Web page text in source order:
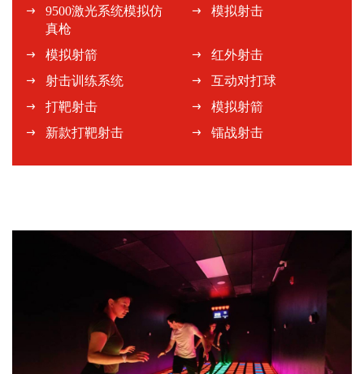
9500激光系统模拟仿
真枪
模拟射击
模拟射箭
红外射击
射击训练系统
互动对打球
打靶射击
模拟射箭
新款打靶射击
镭战射击